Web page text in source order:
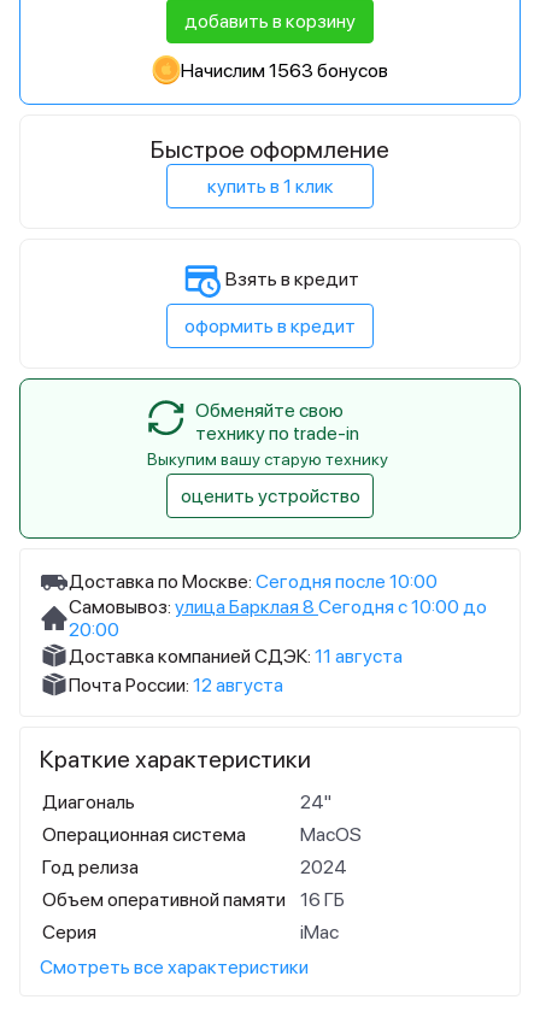
Доставка по Москве: Сегодня после 10:00
Самовывоз: улица Барклая 8 Сегодня с 10:00 до
20:00
Доставка компанией СДЭК: 11 августа
Почта России: 12 августа
Краткие характеристики
Диагональ
24"
Операционная система
MacOS
Год релиза
2024
Объем оперативной памяти
16 ГБ
Серия
iMac
Смотреть все характеристики
добавить в корзину
Начислим 1563 бонусов
Быстрое оформление
купить в 1 клик
Взять в кредит
оформить в кредит
Обменяйте свою
технику по trade-in
Выкупим вашу старую технику
оценить устройство